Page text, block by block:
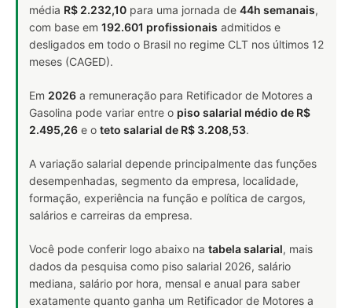
média R$ 2.232,10 para uma jornada de 44h semanais,
com base em 192.601 profissionais admitidos e
desligados em todo o Brasil no regime CLT nos últimos 12
meses (CAGED).
Em 2026 a remuneração para Retificador de Motores a
Gasolina pode variar entre o piso salarial médio de R$
2.495,26 e o teto salarial de R$ 3.208,53.
A variação salarial depende principalmente das funções
desempenhadas, segmento da empresa, localidade,
formação, experiência na função e política de cargos,
salários e carreiras da empresa.
Você pode conferir logo abaixo na tabela salarial, mais
dados da pesquisa como piso salarial 2026, salário
mediana, salário por hora, mensal e anual para saber
exatamente quanto ganha um Retificador de Motores a